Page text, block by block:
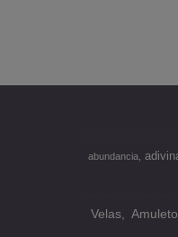
abundancia
Velas